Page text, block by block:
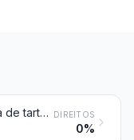
Marfim, osso, carapaça de tartaruga, chifre, pontas, coral, madrepérola e outras matérias animais para entalhar, trabalhados, e suas obras (incluindo as obras obtidas por moldagem) DIREITOS
0%